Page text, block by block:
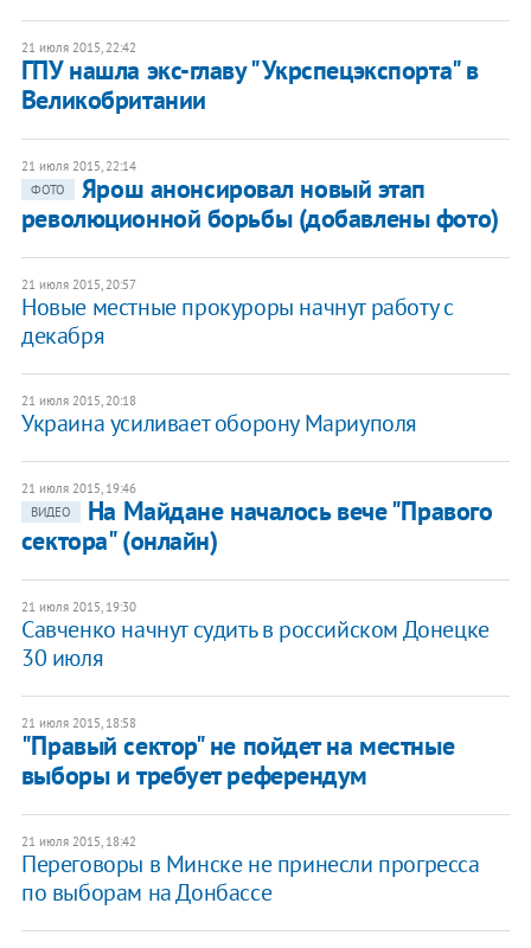
21 июля 2015, 22:42
ГПУ нашла экс-главу "Укрспецэкспорта" в
Великобритании
21 июля 2015, 22:14
ФОТО
Ярош анонсировал новый этап
революционной борьбы (добавлены фото)
21 июля 2015, 20:57
Новые местные прокуроры начнут работу с
декабря
21 июля 2015, 20:18
Украина усиливает оборону Мариуполя
21 июля 2015, 19:46
ВИДЕО
На Майдане началось вече "Правого
сектора" (онлайн)
21 июля 2015, 19:30
Савченко начнут судить в российском Донецке
30 июля
21 июля 2015, 18:58
"Правый сектор" не пойдет на местные
выборы и требует референдум
21 июля 2015, 18:42
Переговоры в Минске не принесли прогресса
по выборам на Донбассе